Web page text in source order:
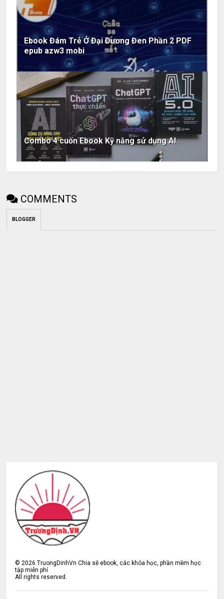
Ebook Đám Trẻ Ở Đại Dương Đen Phần 2 PDF
epub azw3 mobi
Combo 4 cuốn Ebook Kỹ năng sử dụng AI.
COMMENTS
BLOGGER
© 2026 TruongDinhVn Chia sẽ ebook, các khóa học, phần mềm học
tập miễn phí
All rights reserved.